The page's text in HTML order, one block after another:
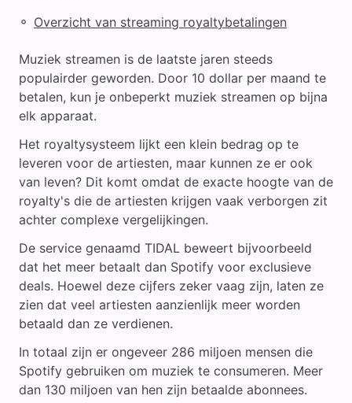
◦ Overzicht van streaming royaltybetalingen
Muziek streamen is de laatste jaren steeds
populairder geworden. Door 10 dollar per maand te
betalen, kun je onbeperkt muziek streamen op bijna
elk apparaat.
Het royaltysysteem lijkt een klein bedrag op te
leveren voor de artiesten, maar kunnen ze er ook
van leven? Dit komt omdat de exacte hoogte van de
royalty's die de artiesten krijgen vaak verborgen zit
achter complexe vergelijkingen.
De service genaamd TIDAL beweert bijvoorbeeld
dat het meer betaalt dan Spotify voor exclusieve
deals. Hoewel deze cijfers zeker vaag zijn, laten ze
zien dat veel artiesten aanzienlijk meer worden
betaald dan ze verdienen.
In totaal zijn er ongeveer 286 miljoen mensen die
Spotify gebruiken om muziek te consumeren. Meer
dan 130 miljoen van hen zijn betaalde abonnees.